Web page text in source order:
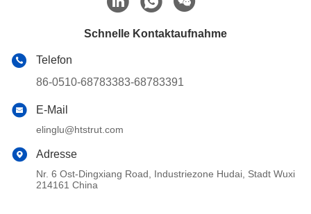
Schnelle Kontaktaufnahme
Telefon
86-0510-68783383-68783391
E-Mail
elinglu@htstrut.com
Adresse
Nr. 6 Ost-Dingxiang Road, Industriezone Hudai, Stadt Wuxi
214161 China